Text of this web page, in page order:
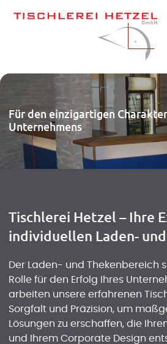
Für den einzigartigen
Unternehmens
Tischlerei Hetzel – Ihre
individuellen Laden-
Der Laden- und Thekenbereich
Rolle für den Erfolg Ihres
arbeiten unsere erfahrenen
Sorgfalt und Präzision, um
Lösungen zu erschaffen, die
und Ihrem Corporate Design